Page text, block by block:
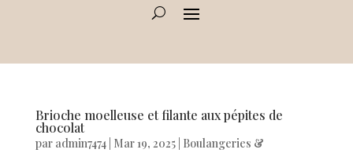
Brioche moelleuse et filante aux pépites de
chocolat
par admin7474| Mar 19, 2025| Boulangeries &